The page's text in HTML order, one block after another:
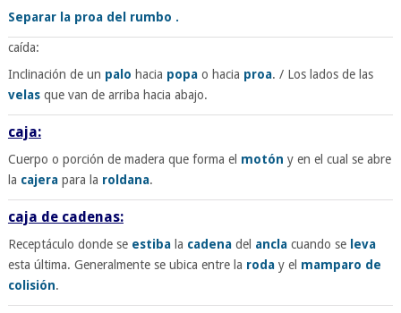
Separar la proa del rumbo .
caída:
Inclinación de un palo hacia popao hacia proa. / Los lados de las
velasque van de arriba hacia abajo.
caja:
Cuerpo o porción de madera que forma el motón y en el cual se abre
la cajerapara la roldana.
caja de cadenas:
Receptáculo donde se estibala cadenadel anclacuando se leva
esta última. Generalmente se ubica entre la roday el mamparo de
colisión.